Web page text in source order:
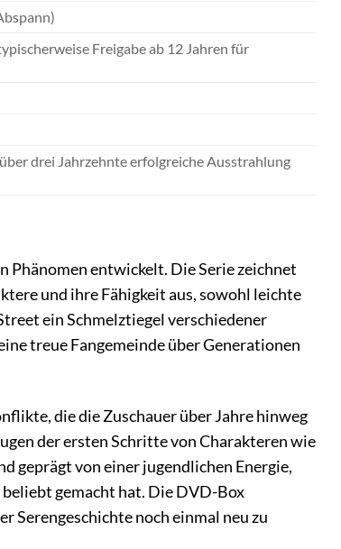
Freigabe ab 12 Jahren für
drei Jahrzehnte erfolgreiche Ausstrahlung
Phänomen entwickelt. Die Serie zeichnet
und ihre Fähigkeit aus, sowohl leichte
ein Schmelztiegel verschiedener
treue Fangemeinde über Generationen
die die Zuschauer über Jahre hinweg
der ersten Schritte von Charakteren wie
geprägt von einer jugendlichen Energie,
gemacht hat. Die DVD-Box
Serengeschichte noch einmal neu zu